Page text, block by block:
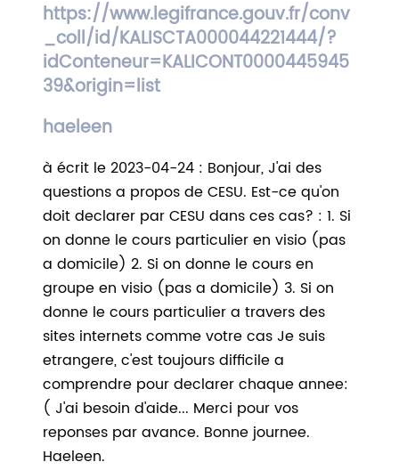
https://www.legifrance.gouv.fr/conv
_coll/id/KALISCTA000044221444/?
idConteneur=KALICONT0000445945
39&origin=list
haeleen
à écrit le 2023-04-24 : Bonjour, J'ai des
questions a propos de CESU. Est-ce qu'on
doit declarer par CESU dans ces cas? : 1. Si
on donne le cours particulier en visio (pas
a domicile) 2. Si on donne le cours en
groupe en visio (pas a domicile) 3. Si on
donne le cours particulier a travers des
sites internets comme votre cas Je suis
etrangere, c'est toujours difficile a
comprendre pour declarer chaque annee:
( J'ai besoin d'aide... Merci pour vos
reponses par avance. Bonne journee.
Haeleen.